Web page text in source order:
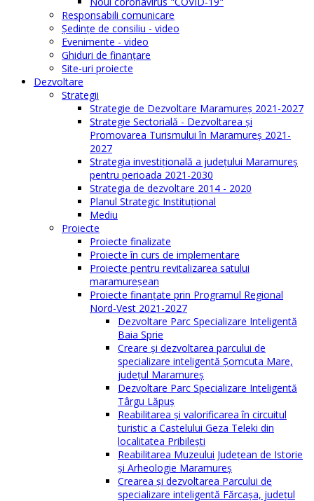
Responsabili comunicare
Şedinţe de consiliu - video
Evenimente - video
Ghiduri de finanţare
Site-uri proiecte
Dezvoltare
Strategii
Strategie de Dezvoltare Maramureș 2021-2027
Strategie Sectorială - Dezvoltarea și
Promovarea Turismului în Maramureș 2021-
2027
Strategia investiţională a județului Maramureș
pentru perioada 2021-2030
Strategia de dezvoltare 2014 - 2020
Planul Strategic Instituţional
Mediu
Proiecte
Proiecte finalizate
Proiecte în curs de implementare
Proiecte pentru revitalizarea satului
maramureşean
Proiecte finanțate prin Programul Regional
Nord-Vest 2021-2027
Dezvoltare Parc Specializare Inteligentă
Baia Sprie
Creare și dezvoltarea parcului de
specializare inteligentă Șomcuta Mare,
județul Maramureș
Dezvoltare Parc Specializare Inteligentă
Târgu Lăpuș
Reabilitarea și valorificarea în circuitul
turistic a Castelului Geza Teleki din
localitatea Pribilești
Reabilitarea Muzeului Județean de Istorie
și Arheologie Maramureș
Crearea și dezvoltarea Parcului de
specializare inteligentă Fărcașa, județul